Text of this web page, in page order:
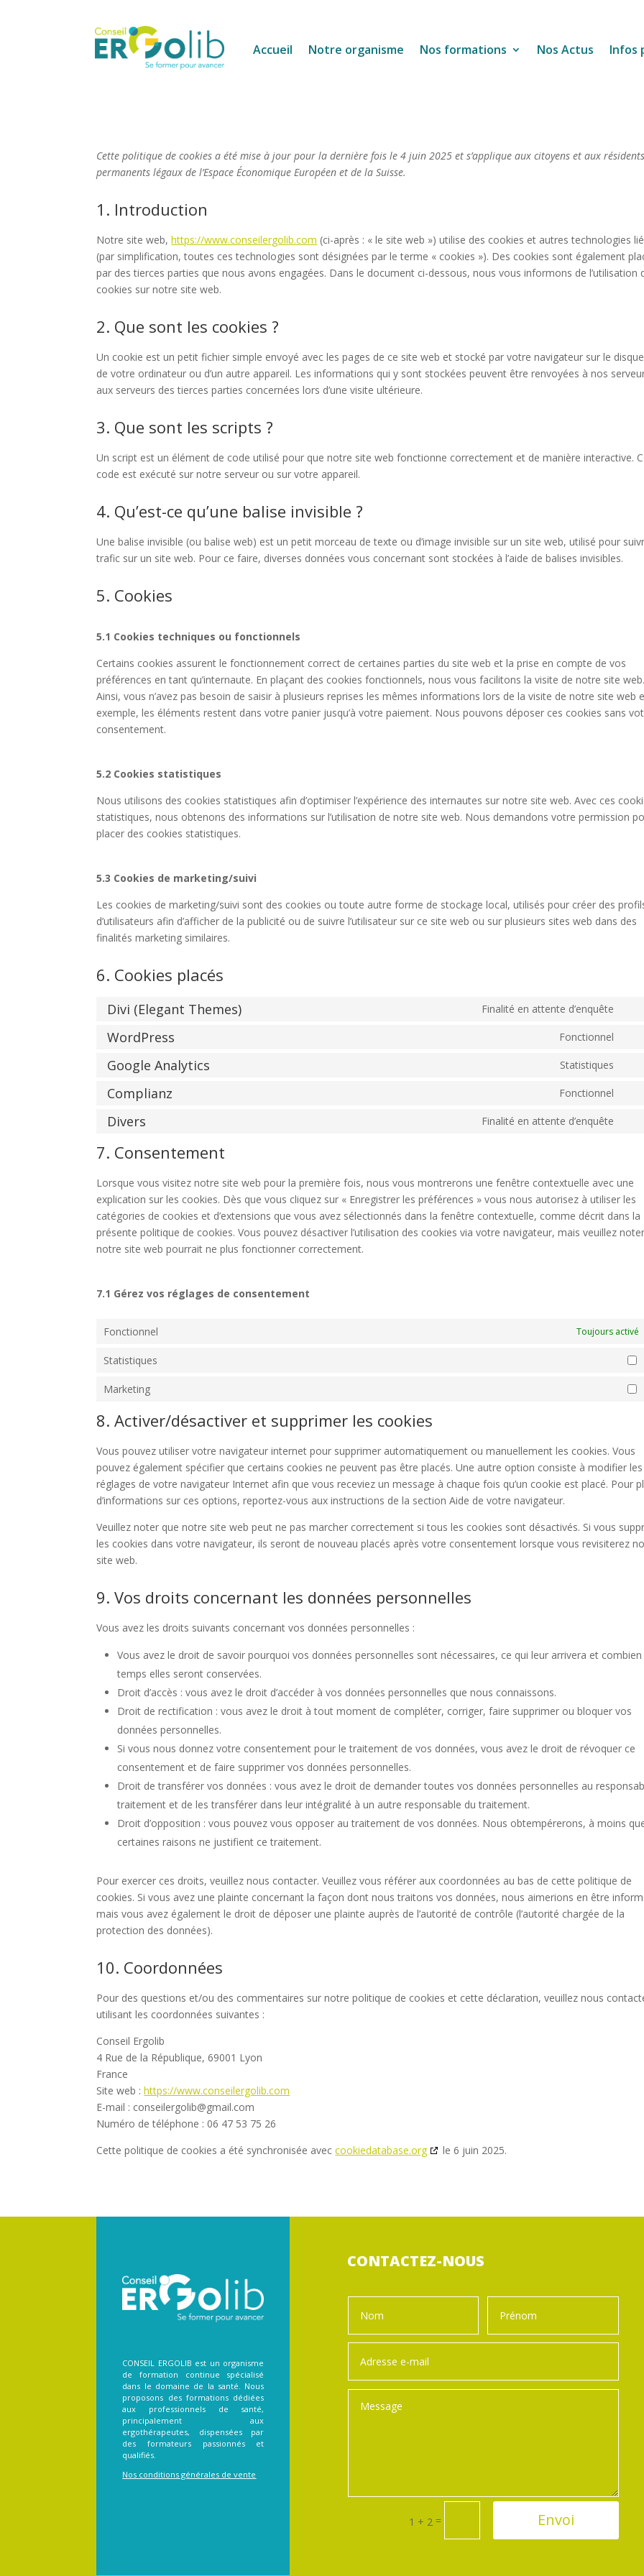
Accueil Notre organisme Nos formations Nos Actus Infos
Cette politique de cookies a été mise à jour pour la dernière fois le 4 juin 2025 et s’applique aux citoyens et aux résidents
permanents légaux de l’Espace Économique Européen et de la Suisse.
1. Introduction
Notre site web,https://www.conseilergolib.com (ci-après : « le site web ») utilise des cookies et autres technologies
(par simplification, toutes ces technologies sont désignées par le terme « cookies »). Des cookies sont également
par des tierces parties que nous avons engagées. Dans le document ci-dessous, nous vous informons de l’utilisation
cookies sur notre site web.
2. Que sont les cookies ?
Un cookie est un petit fichier simple envoyé avec les pages de ce site web et stocké par votre navigateur sur le
de votre ordinateur ou d’un autre appareil. Les informations qui y sont stockées peuvent être renvoyées à nos
aux serveurs des tierces parties concernées lors d’une visite ultérieure.
3. Que sont les scripts ?
Un script est un élément de code utilisé pour que notre site web fonctionne correctement et de manière interactive.
code est exécuté sur notre serveur ou sur votre appareil.
4. Qu’est-ce qu’une balise invisible ?
Une balise invisible (ou balise web) est un petit morceau de texte ou d’image invisible sur un site web, utilisé pour
trafic sur un site web. Pour ce faire, diverses données vous concernant sont stockées à l’aide de balises invisibles.
5. Cookies
5.1 Cookies techniques ou fonctionnels
Certains cookies assurent le fonctionnement correct de certaines parties du site web et la prise en compte de vos
préférences en tant qu’internaute. En plaçant des cookies fonctionnels, nous vous facilitons la visite de notre site web.
Ainsi, vous n’avez pas besoin de saisir à plusieurs reprises les mêmes informations lors de la visite de notre site web
exemple, les éléments restent dans votre panier jusqu’à votre paiement. Nous pouvons déposer ces cookies sans
consentement.
5.2 Cookies statistiques
Nous utilisons des cookies statistiques afin d’optimiser l’expérience des internautes sur notre site web. Avec ces
statistiques, nous obtenons des informations sur l’utilisation de notre site web. Nous demandons votre permission
placer des cookies statistiques.
5.3 Cookies de marketing/suivi
Les cookies de marketing/suivi sont des cookies ou toute autre forme de stockage local, utilisés pour créer des
d’utilisateurs afin d’afficher de la publicité ou de suivre l’utilisateur sur ce site web ou sur plusieurs sites web dans des
finalités marketing similaires.
6. Cookies placés
Divi (Elegant Themes) Finalité en attente d’enquête
WordPress Fonctionnel
Google Analytics Statistiques
Complianz Fonctionnel
Divers Finalité en attente d’enquête
divers
7. Consentement
Lorsque vous visitez notre site web pour la première fois, nous vous montrerons une fenêtre contextuelle avec une
explication sur les cookies. Dès que vous cliquez sur « Enregistrer les préférences » vous nous autorisez à utiliser les
catégories de cookies et d’extensions que vous avez sélectionnés dans la fenêtre contextuelle, comme décrit dans la
présente politique de cookies. Vous pouvez désactiver l’utilisation des cookies via votre navigateur, mais veuillez
notre site web pourrait ne plus fonctionner correctement.
7.1 Gérez vos réglages de consentement
Fonctionnel Toujours activé
Statistiques
Marketing
8. Activer/désactiver et supprimer les cookies
Vous pouvez utiliser votre navigateur internet pour supprimer automatiquement ou manuellement les cookies. Vous
pouvez également spécifier que certains cookies ne peuvent pas être placés. Une autre option consiste à modifier les
réglages de votre navigateur Internet afin que vous receviez un message à chaque fois qu’un cookie est placé. Pour
d’informations sur ces options, reportez-vous aux instructions de la section Aide de votre navigateur.
Veuillez noter que notre site web peut ne pas marcher correctement si tous les cookies sont désactivés. Si vous
les cookies dans votre navigateur, ils seront de nouveau placés après votre consentement lorsque vous revisiterez
site web.
9. Vos droits concernant les données personnelles
Vous avez les droits suivants concernant vos données personnelles :
Vous avez le droit de savoir pourquoi vos données personnelles sont nécessaires, ce qui leur arrivera et combien
temps elles seront conservées.
Droit d’accès : vous avez le droit d’accéder à vos données personnelles que nous connaissons.
Droit de rectification : vous avez le droit à tout moment de compléter, corriger, faire supprimer ou bloquer vos
données personnelles.
Si vous nous donnez votre consentement pour le traitement de vos données, vous avez le droit de révoquer ce
consentement et de faire supprimer vos données personnelles.
Droit de transférer vos données : vous avez le droit de demander toutes vos données personnelles au
traitement et de les transférer dans leur intégralité à un autre responsable du traitement.
Droit d’opposition : vous pouvez vous opposer au traitement de vos données. Nous obtempérerons, à moins
certaines raisons ne justifient ce traitement.
Pour exercer ces droits, veuillez nous contacter. Veuillez vous référer aux coordonnées au bas de cette politique de
cookies. Si vous avez une plainte concernant la façon dont nous traitons vos données, nous aimerions en être
mais vous avez également le droit de déposer une plainte auprès de l’autorité de contrôle (l’autorité chargée de la
protection des données).
10. Coordonnées
Pour des questions et/ou des commentaires sur notre politique de cookies et cette déclaration, veuillez nous
utilisant les coordonnées suivantes :
Conseil Ergolib
4 Rue de la République, 69001 Lyon
France
Site web :https://www.conseilergolib.com
E-mail : conseilergolib@gmail.com
Numéro de téléphone : 06 47 53 75 26
Cette politique de cookies a été synchronisée aveccookiedatabase.org le 6 juin 2025.
CONSEIL ERGOLIB est un organisme
de formation continue spécialisé
dans le domaine de la santé. Nous
proposons des formations dédiées
aux professionnels de santé,
principalement aux
ergothérapeutes, dispensées par
des formateurs passionnés et
qualifiés.
Nos conditions générales de vente
CONTACTEZ-NOUS
1 + 2 = Envoi